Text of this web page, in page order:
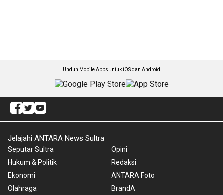
Unduh Mobile Apps untuk iOS dan Android
Jelajahi ANTARA News Sultra
Seputar Sultra
Hukum & Politik
Ekonomi
Olahraga
Opini
Redaksi
ANTARA Foto
BrandA